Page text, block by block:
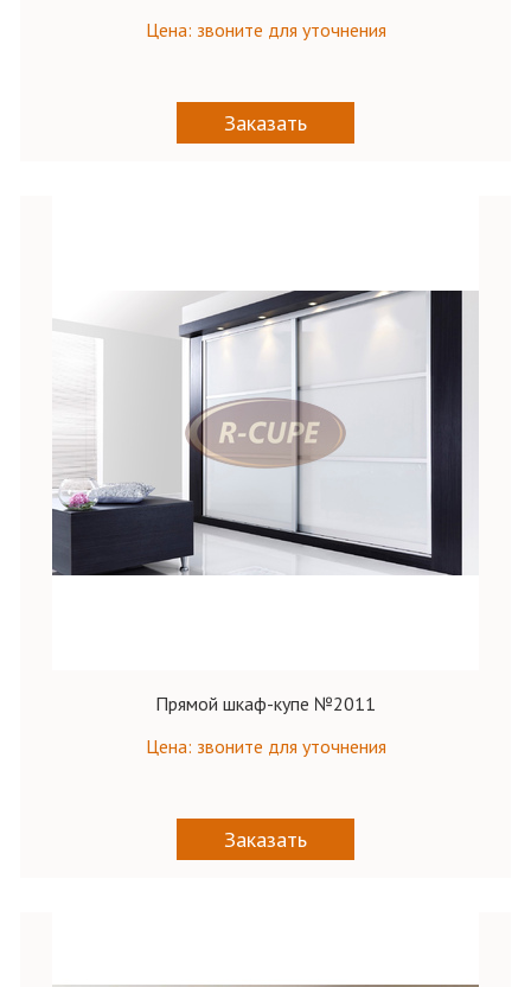
Цена: звоните для уточнения
Заказать
Прямой шкаф-купе №2011
Цена: звоните для уточнения
Заказать